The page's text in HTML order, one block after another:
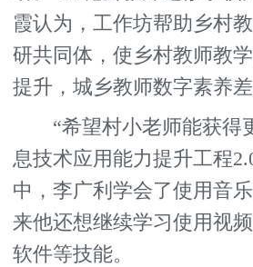
霞认为，工作坊帮助乡村
研共同体，使乡村教师教
提升，城乡教师数字素养差
“希望村小老师能获得
息技术应用能力提升工程
中，李广利学会了使用音
来他还想继续学习使用视
软件等技能。